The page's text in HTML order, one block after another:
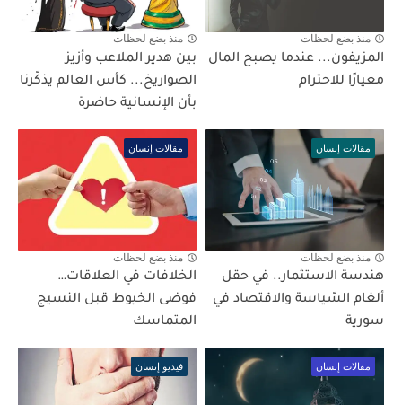
منذ بضع لحظات
المزيفون... عندما يصبح المال
معيارًا للاحترام
منذ بضع لحظات
بين هدير الملاعب وأزيز
الصواريخ... كأس العالم يذكّرنا
بأن الإنسانية حاضرة
مقالات إنسان
منذ بضع لحظات
هندسة الاستثمار.. في حقل
ألغام السّياسة والاقتصاد في
سورية
مقالات إنسان
منذ بضع لحظات
الخلافات في العلاقات…
فوضى الخيوط قبل النسيج
المتماسك
مقالات إنسان فيديو إنسان